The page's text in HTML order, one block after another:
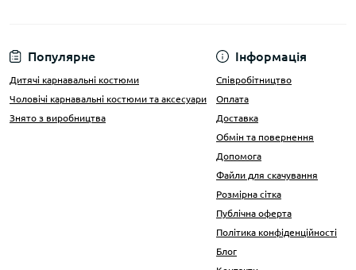
Популярне
Дитячі карнавальні костюми
Чоловічі карнавальні костюми та аксесуари
Знято з виробництва
Інформація
Співробітництво
Оплата
Доставка
Обмін та повернення
Допомога
Файли для скачування
Розмірна сітка
Публічна оферта
Політика конфіденційності
Блог